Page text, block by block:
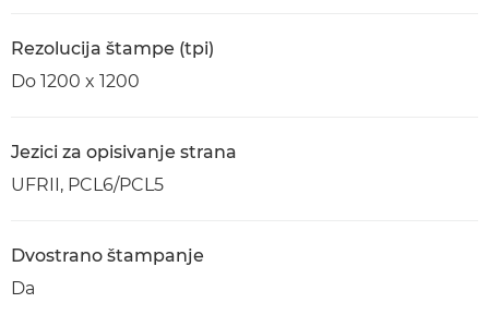
Rezolucija štampe (tpi)
Do 1200 x 1200
Jezici za opisivanje strana
UFRII, PCL6/PCL5
Dvostrano štampanje
Da